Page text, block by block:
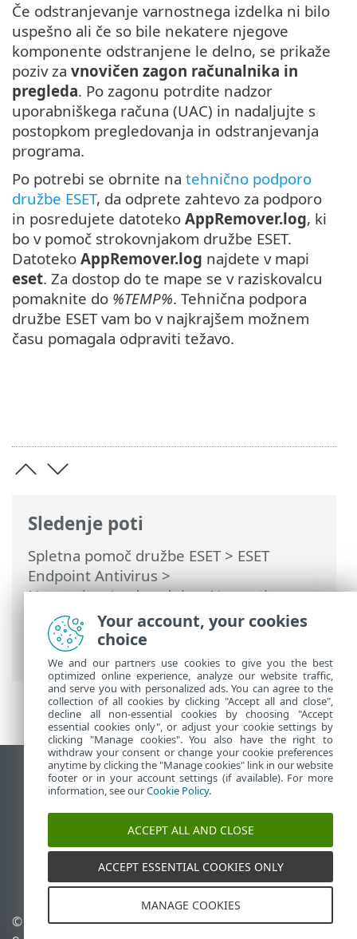
Sledenje poti
Spletna pomoč družbe ESET> ESET
Endpoint Antivirus>
Namestitev/nadgradnja>Namestitev z
orodjem ESET AV Remover>
Odstranjevanje programa z orodjem ESET
AV Remover se je končalo z napako
Če odstranjevanje varnostnega izdelka ni bilo
uspešno ali če so bile nekatere njegove
komponente odstranjene le delno, se prikaže
poziv za vnovičen zagon računalnika in
pregleda. Po zagonu potrdite nadzor
uporabniškega računa (UAC) in nadaljujte s
postopkom pregledovanja in odstranjevanja
programa.
Po potrebi se obrnite na tehnično podporo
družbe ESET, da odprete zahtevo za podporo
in posredujete datoteko AppRemover.log, ki
bo v pomoč strokovnjakom družbe ESET.
Datoteko AppRemover.log najdete v mapi
eset. Za dostop do te mape se v raziskovalcu
pomaknite do %TEMP%. Tehnična podpora
družbe ESET vam bo v najkrajšem možnem
času pomagala odpraviti težavo.
Prikaz mesta na namizju
End of Life
Zbirka znanja družbe ESET
Forum družbe ESET
ESET Status Portal
Podpora v regiji
© 1992 - 2026 ESET, spol. s r.
Upravljanje piškotkov
Your account, your cookies
choice
We and our partners use cookies to give you the best
optimized online experience, analyze our website traffic,
and serve you with personalized ads. You can agree to the
collection of all cookies by clicking "Accept all and close",
decline all non-essential cookies by choosing "Accept
essential cookies only", or adjust your cookie settings by
clicking "Manage cookies". You also have the right to
withdraw your consent or change your cookie preferences
anytime by clicking the "Manage cookies" link in our website
footer or in your account settings (if available). For more
information, see ourCookie Policy.
ACCEPT ALL AND CLOSE
ACCEPT ESSENTIAL COOKIES ONLY
MANAGE COOKIES